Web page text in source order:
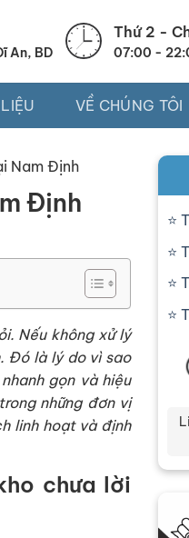
An, BD
Thứ 2 -
07:00 -
VỀ CHÚNG TÔI
Nam Định
Định
Nếu không xử lý
Đó là lý do vì sao
gọn và hiệu
những đơn vị
linh hoạt và định
chưa lời